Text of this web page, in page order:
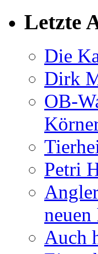
Letzte
Die
Dirk
OB-
Petri
Auch